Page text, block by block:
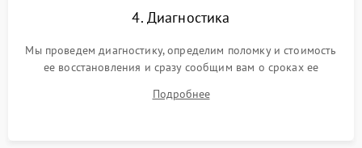
4. Диагностика
Мы проведем диагностику, определим поломку и стоимость
ее восстановления и сразу сообщим вам о сроках ее
Подробнее